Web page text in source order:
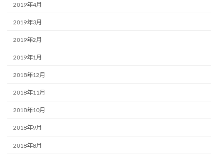
2019年4月
2019年3月
2019年2月
2019年1月
2018年12月
2018年11月
2018年10月
2018年9月
2018年8月